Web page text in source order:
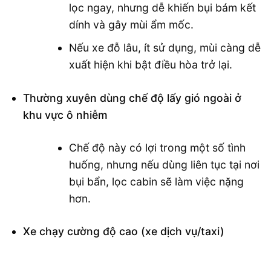
lọc ngay, nhưng dễ khiến bụi bám kết
dính và gây mùi ẩm mốc.
Nếu xe đỗ lâu, ít sử dụng, mùi càng dễ
xuất hiện khi bật điều hòa trở lại.
Thường xuyên dùng chế độ lấy gió ngoài ở
khu vực ô nhiễm
Chế độ này có lợi trong một số tình
huống, nhưng nếu dùng liên tục tại nơi
bụi bẩn, lọc cabin sẽ làm việc nặng
hơn.
Xe chạy cường độ cao (xe dịch vụ/taxi)